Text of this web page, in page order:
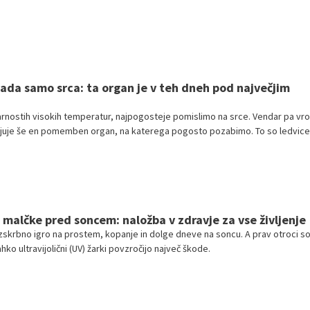
samo srca: ta organ je v teh dneh pod največjim
visokih temperatur, najpogosteje pomislimo na srce. Vendar pa
še en pomemben organ, na katerega pogosto pozabimo. To so
pred soncem: naložba v zdravje za vse življenje
igro na prostem, kopanje in dolge dneve na soncu. A prav otroci so
ultravijolični (UV) žarki povzročijo največ škode.